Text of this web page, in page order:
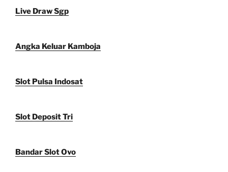
Live Draw Sgp
Angka Keluar Kamboja
Slot Pulsa Indosat
Slot Deposit Tri
Bandar Slot Ovo